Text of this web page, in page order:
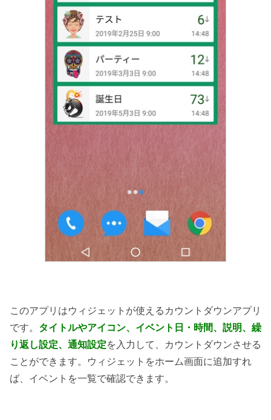
このアプリはウィジェットが使えるカウントダウンアプリ
です。 タイトルやアイコン、イベント日・時間、説明、繰
り返し設定、通知設定を入力して、カウントダウンさせる
ことができます。ウィジェットをホーム画面に追加すれ
ば、イベントを一覧で確認できます。